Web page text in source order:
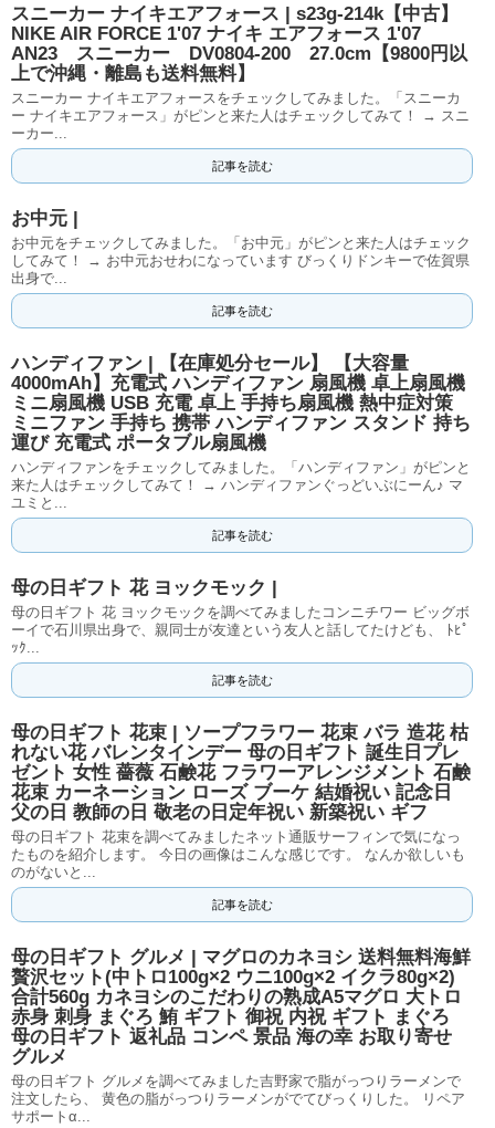
スニーカー ナイキエアフォース | s23g-214k【中古】
NIKE AIR FORCE 1'07 ナイキ エアフォース 1'07
AN23 スニーカー DV0804-200 27.0cm【9800円以
上で沖縄・離島も送料無料】
スニーカー ナイキエアフォースをチェックしてみました。「スニーカ
ー ナイキエアフォース」がピンと来た人はチェックしてみて！ → スニ
ーカー...
記事を読む
お中元 |
お中元をチェックしてみました。「お中元」がピンと来た人はチェック
してみて！ → お中元おせわになっています びっくりドンキーで佐賀県
出身で...
記事を読む
ハンディファン | 【在庫処分セール】 【大容量
4000mAh】充電式 ハンディファン 扇風機 卓上扇風機
ミニ扇風機 USB 充電 卓上 手持ち扇風機 熱中症対策
ミニファン 手持ち 携帯 ハンディファン スタンド 持ち
運び 充電式 ポータブル扇風機
ハンディファンをチェックしてみました。「ハンディファン」がピンと
来た人はチェックしてみて！ → ハンディファンぐっどいぶにーん♪ マ
ユミと...
記事を読む
母の日ギフト 花 ヨックモック |
母の日ギフト 花 ヨックモックを調べてみましたコンニチワー ビッグボ
ーイで石川県出身で、親同士が友達という友人と話してたけども、 ﾄﾋﾟ
ｯｸ...
記事を読む
母の日ギフト 花束 | ソープフラワー 花束 バラ 造花 枯
れない花 バレンタインデー 母の日ギフト 誕生日プレ
ゼント 女性 薔薇 石鹸花 フラワーアレンジメント 石鹸
花束 カーネーション ローズ ブーケ 結婚祝い 記念日
父の日 教師の日 敬老の日定年祝い 新築祝い ギフ
母の日ギフト 花束を調べてみましたネット通販サーフィンで気になっ
たものを紹介します。 今日の画像はこんな感じです。 なんか欲しいも
のがないと...
記事を読む
母の日ギフト グルメ | マグロのカネヨシ 送料無料海鮮
贅沢セット(中トロ100g×2 ウニ100g×2 イクラ80g×2)
合計560g カネヨシのこだわりの熟成A5マグロ 大トロ
赤身 刺身 まぐろ 鮪 ギフト 御祝 内祝 ギフト まぐろ
母の日ギフト 返礼品 コンペ 景品 海の幸 お取り寄せ
グルメ
母の日ギフト グルメを調べてみました吉野家で脂がっつりラーメンで
注文したら、 黄色の脂がっつりラーメンがでてびっくりした。 リペア
サポートα...